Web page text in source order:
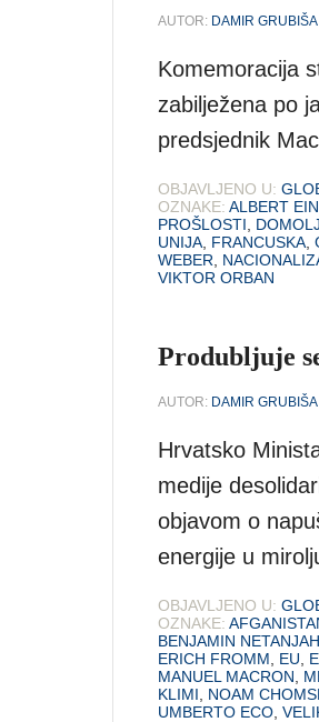
AUTOR: DAMIR GRUBIŠA
Komemoracija
zabilježena po
predsjednik
OBJAVLJENO U:
OZNAKE: ALBERT
PROŠLOSTI
UNIJA FRANCUSKA
WEBER
VIKTOR ORBAN
Produbljuje
AUTOR: DAMIR GRUBIŠA
Hrvatsko
medije
objavom o
energije u
OBJAVLJENO U:
OZNAKE:
BENJAMIN
ERICH FROMM
EU
MANUEL MACRON
KLIMI
NOAM
UMBERTO ECO